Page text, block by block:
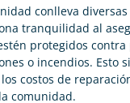
conlleva
tranquilidad al
protegidos
o incendios.
costos de
comunidad.